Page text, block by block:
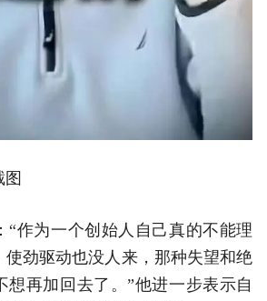
图
“作为一个创始人自己真的不能理
使劲驱动也没人来，那种失望和绝
想再加回去了。”他进一步表示自